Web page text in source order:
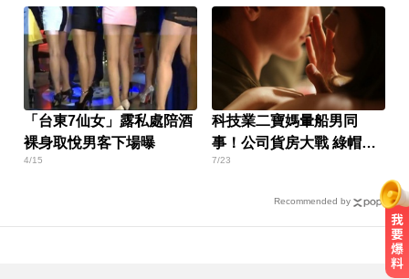
「台東7仙女」露私處陪酒
裸身取悅男客下場曝
4/15
科技業二寶媽暈船男同
事！公司貨房大戰 綠帽夫
崩潰
7/23
Recommended by